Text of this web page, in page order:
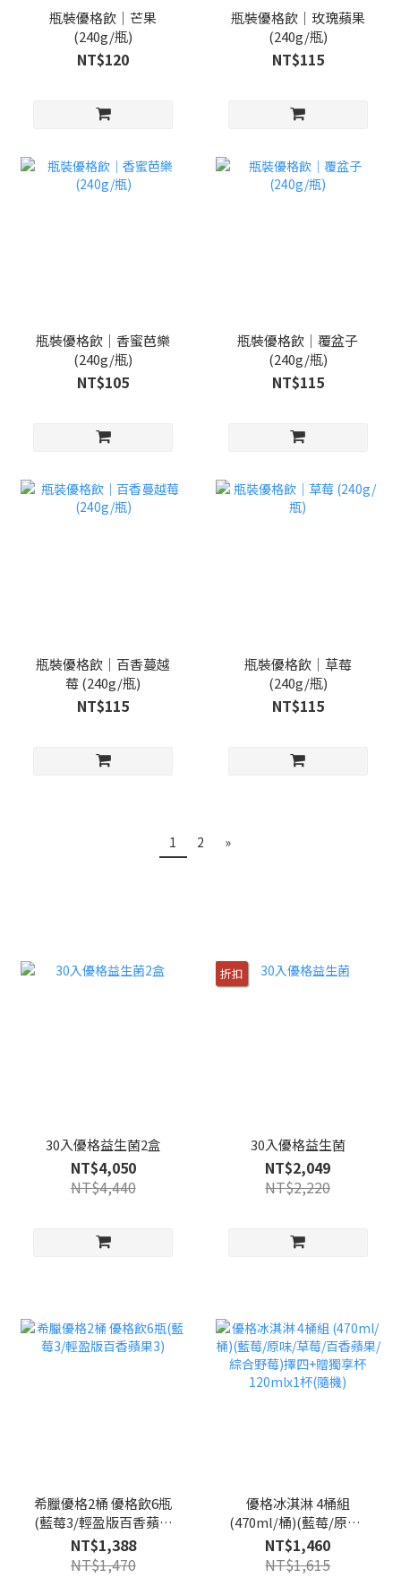
瓶裝優格飲｜芒果
(240g/瓶)
NT$120
瓶裝優格飲｜玫瑰蘋果
(240g/瓶)
NT$115
瓶裝優格飲｜香蜜芭樂
(240g/瓶)
NT$105
瓶裝優格飲｜覆盆子
(240g/瓶)
NT$115
瓶裝優格飲｜百香蔓越
莓 (240g/瓶)
NT$115
瓶裝優格飲｜草莓
(240g/瓶)
NT$115
1 2 »
30入優格益生菌2盒
NT$4,050
NT$4,440
折扣
30入優格益生菌
NT$2,049
NT$2,220
希臘優格2桶 優格飲6瓶
(藍莓3/輕盈版百香蘋果
3)
NT$1,388
NT$1,470
優格冰淇淋 4桶組
(470ml/桶)(藍莓/原味/
草莓/百香蘋果/綜合野
莓)擇四+贈獨享杯
NT$1,460
NT$1,615